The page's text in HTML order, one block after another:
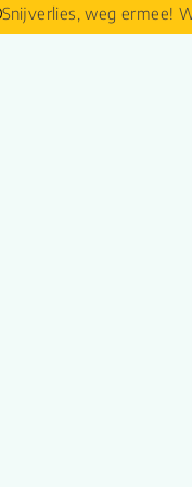
Snijverlies, weg ermee!